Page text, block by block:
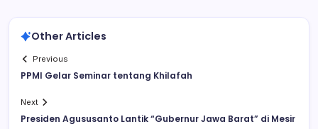
Other Articles
Previous
PPMI Gelar Seminar tentang Khilafah
Next
Presiden Agususanto Lantik “Gubernur Jawa Barat” di Mesir